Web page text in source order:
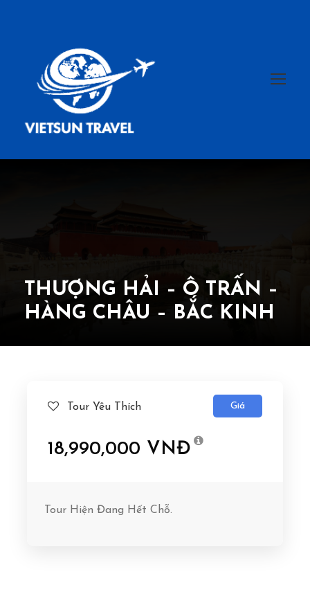
THƯỢNG HẢI – Ô TRẤN –
HÀNG CHÂU – BẮC KINH
Tour Yêu Thích Giá
18,990,000 VNĐ
Tour Hiện Đang Hết Chỗ.